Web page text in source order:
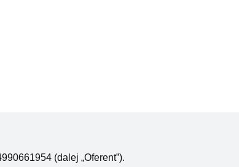
jelenia na skwerku przy Urzędzie Gminy w Mielnie.
(dalej „Oferent”).